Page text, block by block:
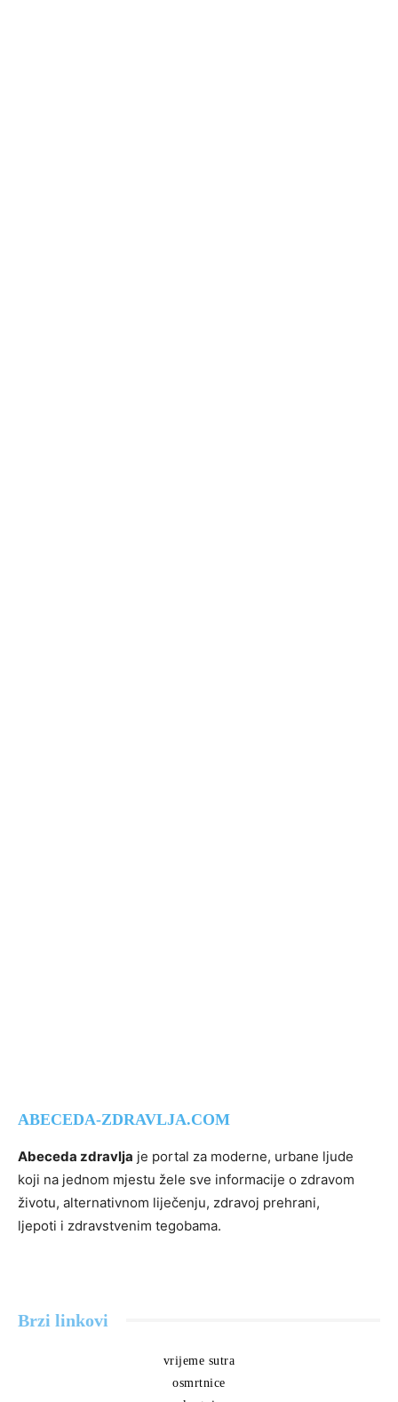
ABECEDA-ZDRAVLJA.COM
Abeceda zdravlja je portal za moderne, urbane ljude
koji na jednom mjestu žele sve informacije o zdravom
životu, alternativnom liječenju, zdravoj prehrani,
ljepoti i zdravstvenim tegobama.
Brzi linkovi
vrijeme sutra
osmrtnice